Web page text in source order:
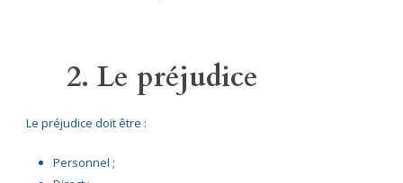
2. Le préjudice
Le préjudice doit être :
Personnel ;